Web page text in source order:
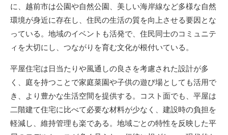
に、越前市は公園や自然公園、美しい海岸線など多様な自然
環境が身近に存在し、住民の生活の質を向上させる要因とな
っている。地域のイベントも活発で、住民同士のコミュニテ
ィを大切にし、つながりを育む文化が根付いている。
平屋住宅は日当たりや風通しの良さを考慮された設計が多
く、庭を持つことで家庭菜園や子供の遊び場としても活用で
き、より豊かな生活空間を提供する。コスト面でも、平屋は
二階建て住宅に比べて必要な材料が少なく、建設時の負担を
軽減し、維持管理も楽である。地域ごとの特性を反映した平